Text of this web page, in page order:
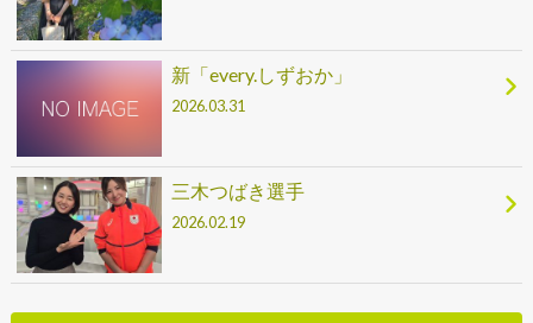
新「every.しずおか」
2026.03.31
三木つばき選手
2026.02.19